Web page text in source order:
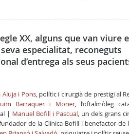
XX, alguns que van viure
especialitat, reconeguts
d’entrega als seus
Aluja i Pons, polític i cirurgià de prestigi al
Barraquer i Moner, l’oftalmòleg
| Manuel Bofill i Pascual, un dels grans
de la Clínica Bofill i benefactor de